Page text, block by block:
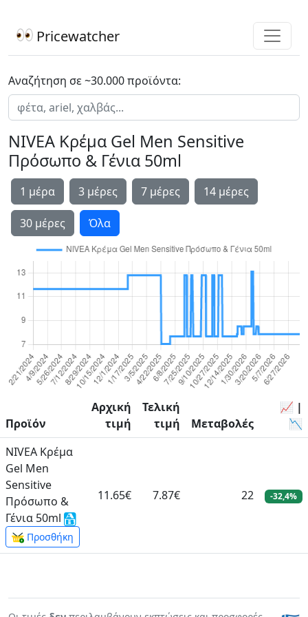
Pricewatcher
Αναζήτηση σε ~30.000 προϊόντα:
NIVEA Κρέμα Gel Men Sensitive
Πρόσωπο & Γένια 50ml
1 μέρα 3 μέρες 7 μέρες 14 μέρες
30 μέρες Όλα
Προϊόν
Αρχική
τιμή
Τελική
τιμή
Μεταβολές
📈 |
📉
NIVEA Κρέμα
Gel Men
Sensitive
Πρόσωπο &
Γένια 50ml
Προσθήκη
11.65€ 7.87€ 22 -32,4%